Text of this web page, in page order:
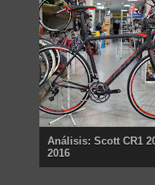
Análisis: Scott CR1
2016